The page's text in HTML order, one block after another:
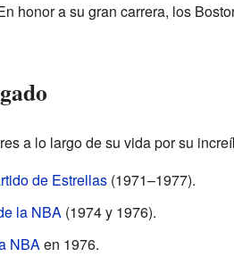
honor a su gran carrera, los
a lo largo de su vida por su
de Estrellas(1971–1977).
la NBA(1974 y 1976).
NBAen 1976.